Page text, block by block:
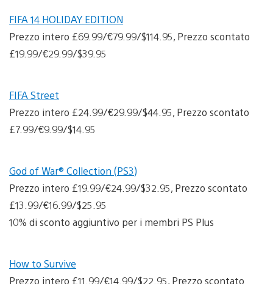
FIFA 14 HOLIDAY EDITION
Prezzo intero £69.99/€79.99/$114.95, Prezzo scontato
£19.99/€29.99/$39.95
FIFA Street
Prezzo intero £24.99/€29.99/$44.95, Prezzo scontato
£7.99/€9.99/$14.95
God of War® Collection (PS3)
Prezzo intero £19.99/€24.99/$32.95, Prezzo scontato
£13.99/€16.99/$25.95
10% di sconto aggiuntivo per i membri PS Plus
How to Survive
Prezzo intero £11.99/€14.99/$22.95, Prezzo scontato